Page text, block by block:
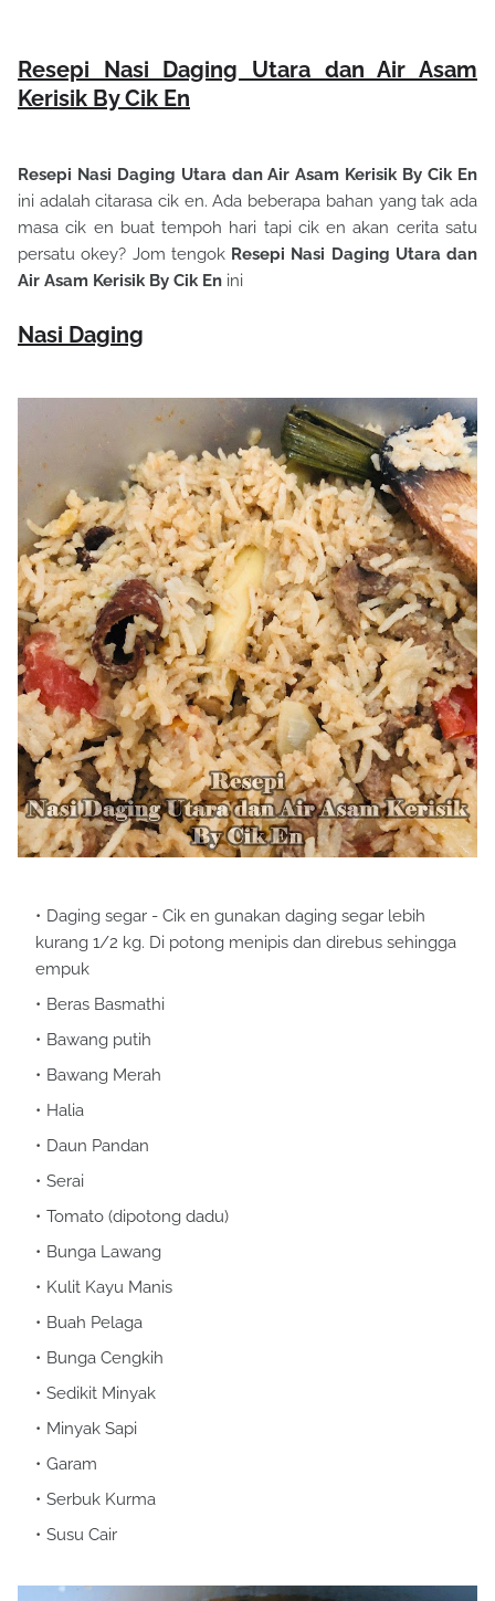
Resepi Nasi Daging Utara dan Air Asam
Kerisik By Cik En
Resepi Nasi Daging Utara dan Air Asam Kerisik By Cik En
ini adalah citarasa cik en. Ada beberapa bahan yang tak ada
masa cik en buat tempoh hari tapi cik en akan cerita satu
persatu okey? Jom tengok Resepi Nasi Daging Utara dan
Air Asam Kerisik By Cik En ini
Nasi Daging
Daging segar - Cik en gunakan daging segar lebih
kurang 1/2 kg. Di potong menipis dan direbus sehingga
empuk
Beras Basmathi
Bawang putih
Bawang Merah
Halia
Daun Pandan
Serai
Tomato (dipotong dadu)
Bunga Lawang
Kulit Kayu Manis
Buah Pelaga
Bunga Cengkih
Sedikit Minyak
Minyak Sapi
Garam
Serbuk Kurma
Susu Cair